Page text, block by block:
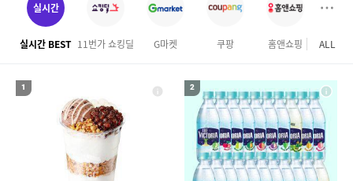
10 수향미쌀10kg특등급
11 휴대용 무선 냉각선풍기 FA JE ULRA
남자 여름바지 린넨 면바지 와이드 밴딩 치노 팬츠 스판
실외기없는 에어컨 윌슨남성반팔티
성인용세발자전거중고 크로커다일레이디블라우스
컬쳐랜드 18 19 여성실내수영복
ALL
실시간
실시간 BEST 11번가 쇼킹딜 G마켓 쿠팡 홈앤쇼핑 이마
1 2